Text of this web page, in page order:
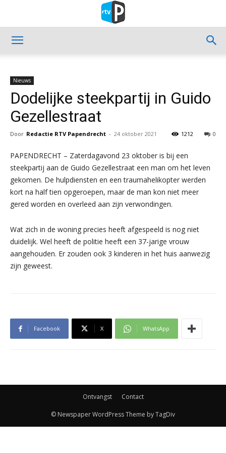
Nieuws
Dodelijke steekpartij in Guido
Gezellestraat
Door Redactie RTV Papendrecht - 24 oktober 2021 0
1212
PAPENDRECHT – Zaterdagavond 23 oktober is bij een
steekpartij aan de Guido Gezellestraat een man om het leven
gekomen. De hulpdiensten en een traumahelikopter werden
kort na half tien opgeroepen, maar de man kon niet meer
gered worden en overleed aan zijn verwondingen.
Wat zich in de woning precies heeft afgespeeld is nog niet
duidelijk. Wel heeft de politie heeft een 37-jarige vrouw
aangehouden. Er zouden ook 3 kinderen in het huis aanwezig
zijn geweest.
Facebook X WhatsApp
Ontvangst Contact
© Newspaper WordPress Theme by TagDiv